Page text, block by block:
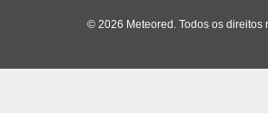
© 2026 Meteored. Todos os direitos